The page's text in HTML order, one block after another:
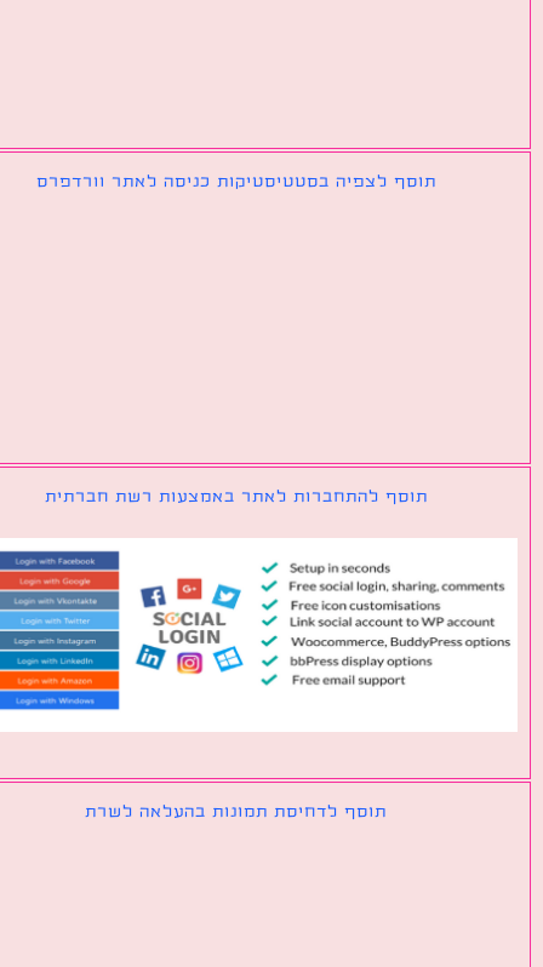
תוסף לצפיה בסטטיסטיקות כניסה לאתר וורדפרס
תוסף להתחברות לאתר באמצעות רשת חברתית
תוסף לדחיסת תמונות בהעלאה לשרת